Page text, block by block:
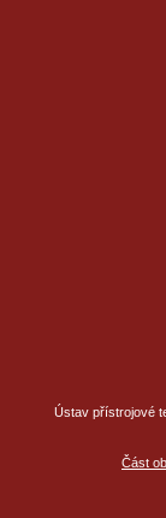
Ústav přístrojové
Část